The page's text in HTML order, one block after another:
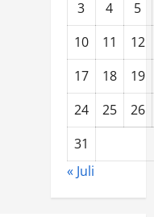
3 4
5
10
11
12
17
18
19
24
25
26
31
« Juli